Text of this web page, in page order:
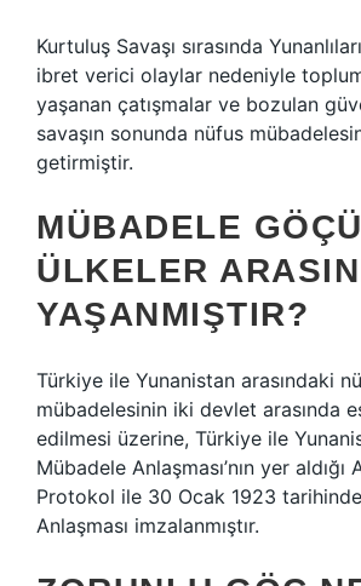
Kurtuluş Savaşı sırasında
ibret verici olaylar nedeniyle
yaşanan çatışmalar ve bozulan
savaşın sonunda nüfus
getirmiştir.
MÜBADELE
ÜLKELER
YAŞANMIŞTIR?
Türkiye ile Yunanistan arasındaki
mübadelesinin iki devlet arasında
edilmesi üzerine, Türkiye ile
Mübadele Anlaşması’nın yer
Protokol ile 30 Ocak 1923
Anlaşması imzalanmıştır.